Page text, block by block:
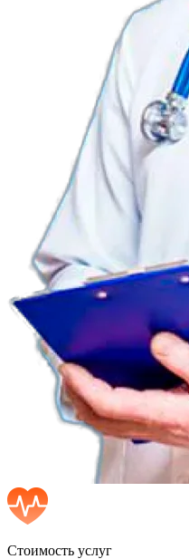
Стоимость услуг